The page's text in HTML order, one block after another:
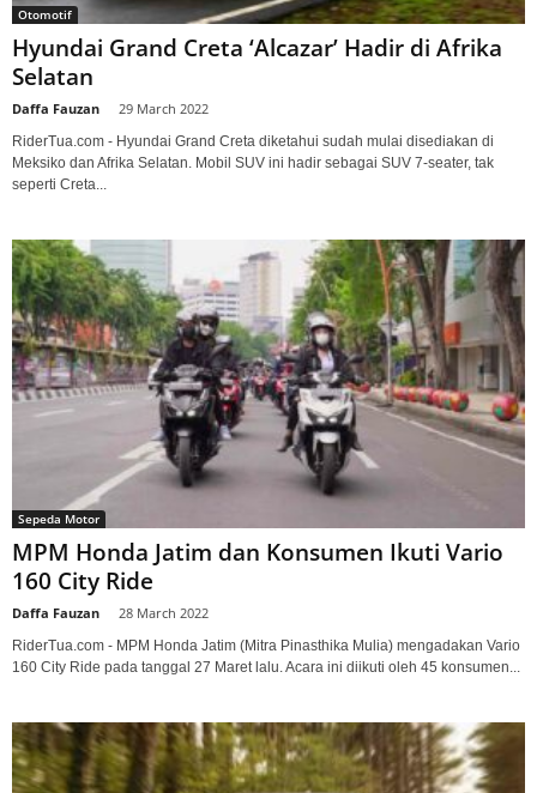
Otomotif
Hyundai Grand Creta ‘Alcazar’ Hadir di Afrika
Selatan
Daffa Fauzan 29 March 2022
RiderTua.com - Hyundai Grand Creta diketahui sudah mulai disediakan di
Meksiko dan Afrika Selatan. Mobil SUV ini hadir sebagai SUV 7-seater, tak
seperti Creta...
Sepeda Motor
MPM Honda Jatim dan Konsumen Ikuti Vario
160 City Ride
Daffa Fauzan 28 March 2022
RiderTua.com - MPM Honda Jatim (Mitra Pinasthika Mulia) mengadakan Vario
160 City Ride pada tanggal 27 Maret lalu. Acara ini diikuti oleh 45 konsumen...